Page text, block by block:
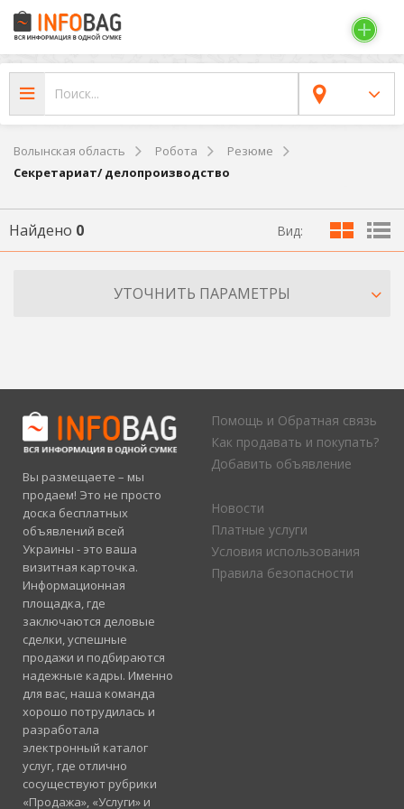
Волынская область Робота
Резюме
Секретариат/ делопроизводство
Найдено 0 Вид:
УТОЧНИТЬ ПАРАМЕТРЫ
Вы размещаете – мы
продаем! Это не просто
доска бесплатных
объявлений всей
Украины - это ваша
визитная карточка.
Информационная
площадка, где
заключаются деловые
сделки, успешные
продажи и подбираются
надежные кадры. Именно
для вас, наша команда
хорошо потрудилась и
разработала
электронный каталог
услуг, где отлично
сосуществуют рубрики
«Продажа», «Услуги» и
Помощь и Обратная связь
Как продавать и покупать?
Добавить объявление
Новости
Платные услуги
Условия использования
Правила безопасности